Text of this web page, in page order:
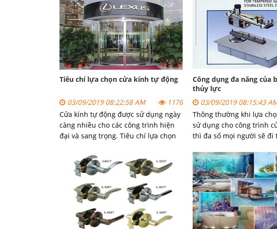
người dùng mà nó còn được thiết kế
sang trọng và tinh tế.
Tiêu chí lựa chọn cửa kính tự động
03/09/2019 08:22:58 AM
1176
Cửa kính tự động được sử dụng ngày
càng nhiều cho các công trình hiện
đại và sang trọng. Tiêu chí lựa chọn
được sản phẩm hoàn hảo lắp đặt, các
bạn hãy tìm hiểu trong bài viết dưới
Công dụng đa năng của
thủy lực
03/09/2019 08:15:43
Thông thường khi lựa
sử dụng cho công trình
thì đa số mọi người sẽ đi
dụng cho loại cửa đó.